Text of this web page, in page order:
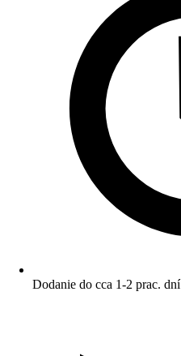
Dodanie do cca 1-2 prac. dní